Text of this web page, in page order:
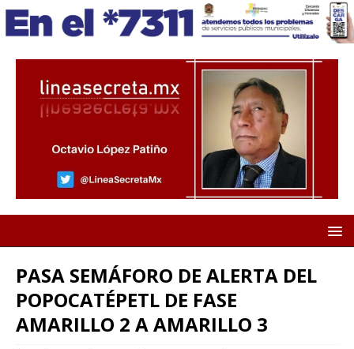
PASA SEMÁFORO DE ALERTA DEL
POPOCATÉPETL DE FASE
AMARILLO 2 A AMARILLO 3